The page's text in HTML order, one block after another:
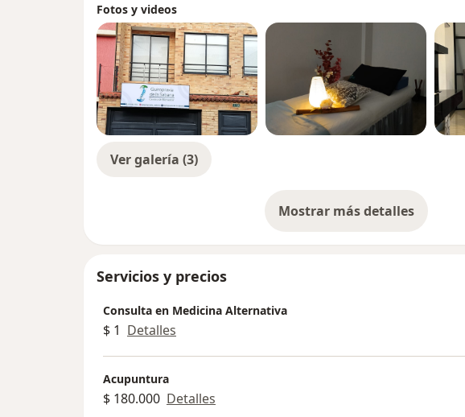
Fotos y videos
Ver galería (3)
Mostrar más detalles
sobre la experiencia
Servicios y precios
Consulta en Medicina Alternativa
$ 1 Detalles
Acupuntura
$ 180.000 Detalles